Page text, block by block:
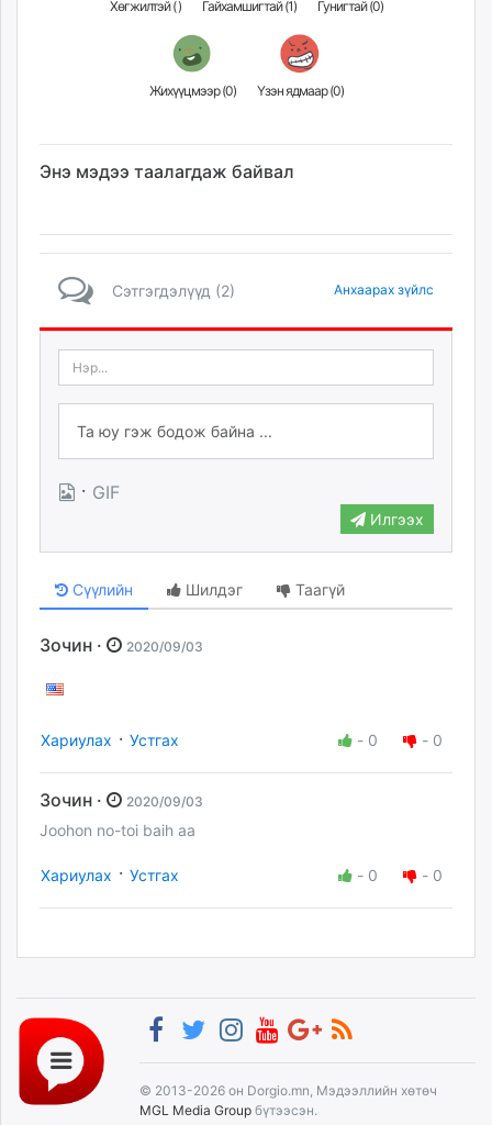
Хөгжилтэй () Гайхамшигтай (1) Гунигтай (0)
Жихүүцмээр (0) Үзэн ядмаар (0)
Энэ мэдээ таалагдаж байвал
Сэтгэгдэлүүд (2) Анхаарах зүйлс
· GIF
Илгээх
Сүүлийн Шилдэг Таагүй
Зочин · 2020/09/03
Хариулах · Устгах - 0 - 0
Зочин · 2020/09/03
Joohon no-toi baih aa
Хариулах · Устгах - 0 - 0
© 2013-2026 он Dorgio.mn, Мэдээллийн хөтөч
MGL Media Group бүтээсэн.